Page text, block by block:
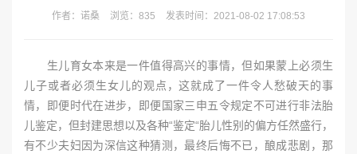
作者：诺桑 浏览：835 发表时间：2021-08-02 17:08:53
生儿育女本来是一件值得高兴的事情，但如果蒙上必须生
儿子或者必须生女儿的观点，这就成了一件令人愁破天的事
情，即便时代在进步，即便国家三申五令规定不可进行非法胎
儿鉴定，但封建思想以及各种“鉴定“胎儿性别的偏方任然盛行，
有不少夫妇因为深信这种猜测，最终后悔不已，酿成悲剧，那